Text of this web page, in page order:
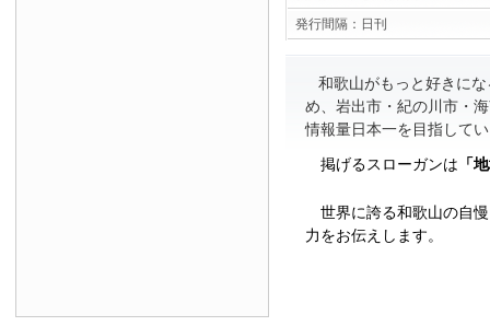
発行間隔： 日刊
和歌山がもっと好きに
め、岩出市・紀の川市・
情報量日本一を目指して
掲げるスローガンは 「
世界に誇る和歌山の自
力をお伝えします。